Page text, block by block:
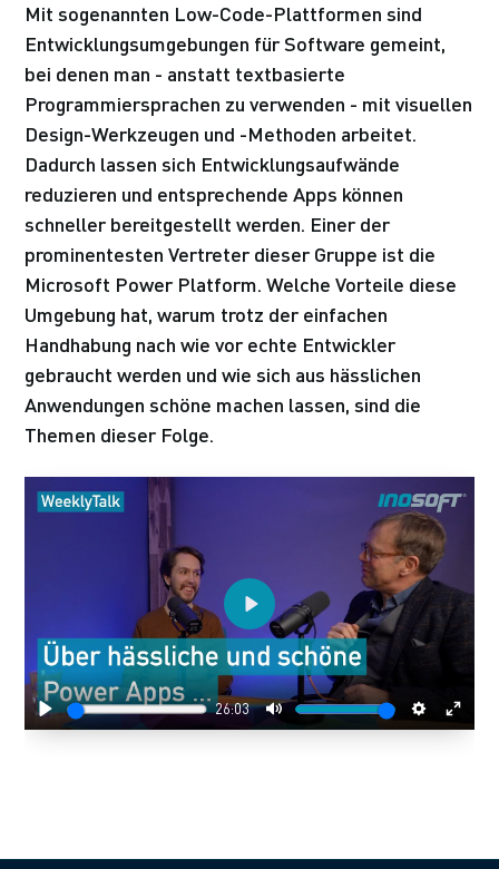
Mit sogenannten Low-Code-Plattformen sind
Entwicklungsumgebungen für Software gemeint,
bei denen man - anstatt textbasierte
Programmiersprachen zu verwenden - mit visuellen
Design-Werkzeugen und -Methoden arbeitet.
Dadurch lassen sich Entwicklungsaufwände
reduzieren und entsprechende Apps können
schneller bereitgestellt werden. Einer der
prominentesten Vertreter dieser Gruppe ist die
Microsoft Power Platform. Welche Vorteile diese
Umgebung hat, warum trotz der einfachen
Handhabung nach wie vor echte Entwickler
gebraucht werden und wie sich aus hässlichen
Anwendungen schöne machen lassen, sind die
Themen dieser Folge.
Play
26:03
Mute Settings
Enter
Play